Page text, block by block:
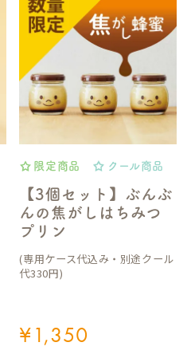
【3個セット】ぶんぶ
んの焦がしはちみつ
プリン
限定商品 クール商品
¥1,350
(専用ケース代込み・別途クール
代330円)